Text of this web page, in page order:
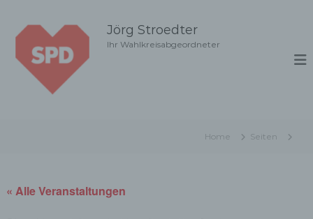
Jörg Stroedter
Ihr Wahlkreisabgeordneter
Home Seiten
« Alle Veranstaltungen